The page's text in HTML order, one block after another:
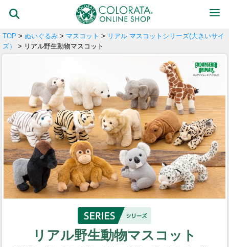
TOP > ぬいぐるみ > マスコット > リアル マスコットシリーズ(大きいサイ
ズ）
> リアル野生動物マスコット
リアル野生動物マスコット